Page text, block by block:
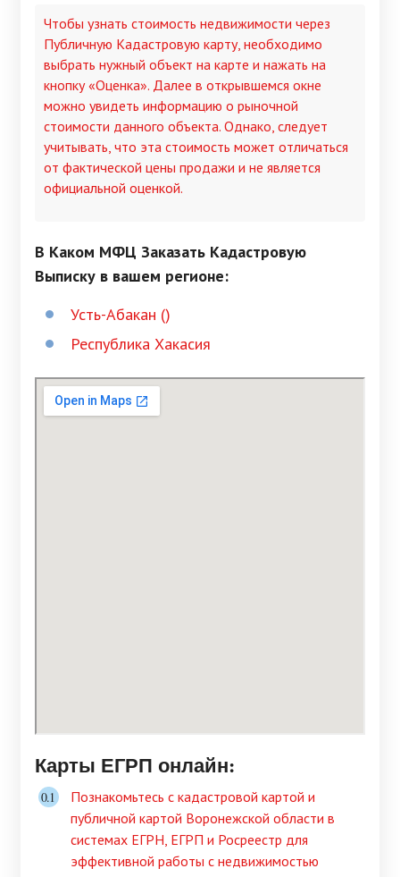
Чтобы узнать стоимость недвижимости через
Публичную Кадастровую карту, необходимо
выбрать нужный объект на карте и нажать на
кнопку «Оценка». Далее в открывшемся окне
можно увидеть информацию о рыночной
стоимости данного объекта. Однако, следует
учитывать, что эта стоимость может отличаться
от фактической цены продажи и не является
официальной оценкой.
В Каком МФЦ Заказать Кадастровую
Выписку в вашем регионе:
Усть-Абакан ()
Республика Хакасия
Карты ЕГРП онлайн:
Познакомьтесь с кадастровой картой и
публичной картой Воронежской области в
системах ЕГРН, ЕГРП и Росреестр для
эффективной работы с недвижимостью